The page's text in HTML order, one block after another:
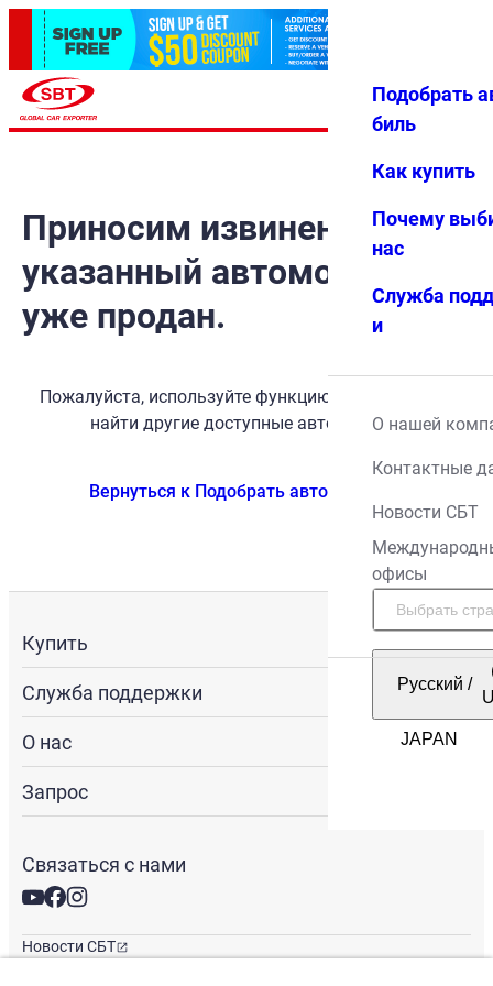
Избранн
Меню
Подобрать
биль
Как купить
Почему
нас
Служба
и
О нашей
Контактные
Новости СБТ
офисы
Русский /
Приносим извинения, но
указанный автомобиль
уже продан.
Пожалуйста, используйте функцию поиска, чтобы
найти другие доступные автомобили.
Вернуться к Подобрать автомобиль
Купить
Служба поддержки
О нас
Запрос
Связаться с нами
Новости СБТ